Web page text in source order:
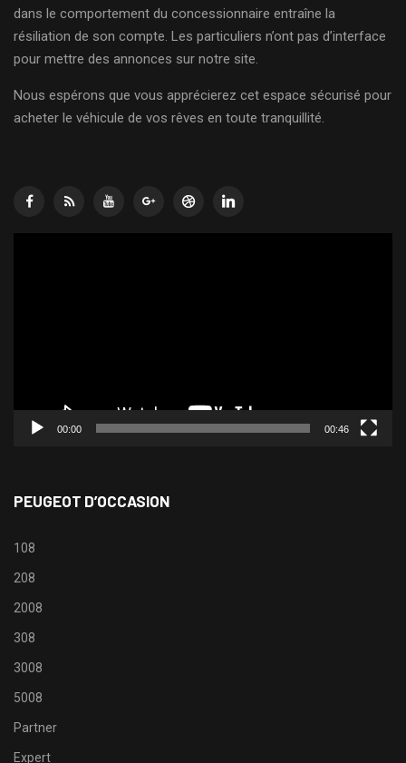
dans le comportement du concessionnaire entraîne la
résiliation de son compte. Les particuliers n’ont pas d’interface
pour mettre des annonces sur notre site.
Nous espérons que vous apprécierez cet espace sécurisé pour
acheter le véhicule de vos rêves en toute tranquillité.
00:00 00:46
PEUGEOT D’OCCASION
108
208
2008
308
3008
5008
Partner
Expert